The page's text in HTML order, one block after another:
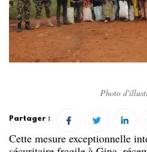
Photo
Partager :
Cette mesure exceptionnelle